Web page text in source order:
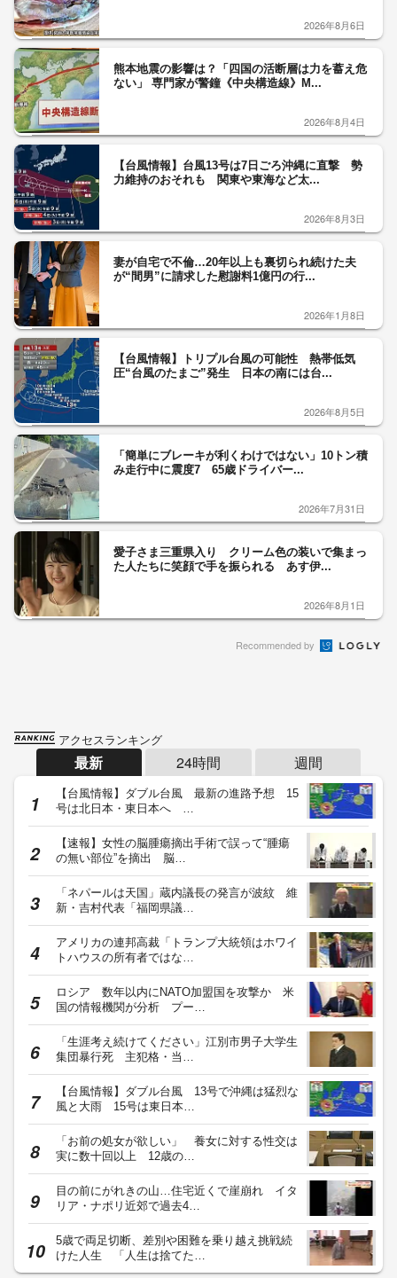
2026年8月6日
熊本地震の影響は？「四国の活断層は力を蓄え危
ない」 専門家が警鐘《中央構造線》M...
2026年8月4日
【台風情報】台風13号は7日ごろ沖縄に直撃 勢
力維持のおそれも 関東や東海など太...
2026年8月3日
妻が自宅で不倫…20年以上も裏切られ続けた夫
が“間男”に請求した慰謝料1億円の行...
2026年1月8日
【台風情報】トリプル台風の可能性 熱帯低気
圧“台風のたまご”発生 日本の南には台...
2026年8月5日
「簡単にブレーキが利くわけではない」10トン積
み走行中に震度7 65歳ドライバー...
2026年7月31日
愛子さま三重県入り クリーム色の装いで集まっ
た人たちに笑顔で手を振られる あす伊...
2026年8月1日
Recommended by
アクセスランキング
最新 24時間 週間
【台風情報】ダブル台風 最新の進路予想 15
号は北日本・東日本へ …
【速報】女性の脳腫瘍摘出手術で誤って“腫瘍
の無い部位”を摘出 脳…
「ネパールは天国」蔵内議長の発言が波紋 維
新・吉村代表「福岡県議…
アメリカの連邦高裁「トランプ大統領はホワイ
トハウスの所有者ではな…
ロシア 数年以内にNATO加盟国を攻撃か 米
国の情報機関が分析 プー…
「生涯考え続けてください」江別市男子大学生
集団暴行死 主犯格・当…
【台風情報】ダブル台風 13号で沖縄は猛烈な
風と大雨 15号は東日本…
「お前の処女が欲しい」 養女に対する性交は
実に数十回以上 12歳の…
目の前にがれきの山…住宅近くで崖崩れ イタ
リア・ナポリ近郊で過去4…
5歳で両足切断、差別や困難を乗り越え挑戦続
けた人生 「人生は捨てた…